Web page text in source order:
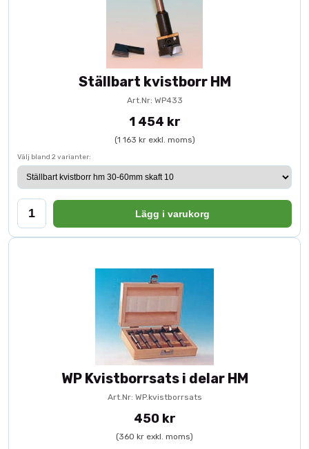
Ställbart kvistborr HM
Art.Nr: WP433
1 454 kr
(1 163 kr exkl. moms)
Välj bland 2 varianter:
Lägg i varukorg
WP Kvistborrsats i delar HM
Art.Nr: WP.kvistborrsats
450 kr
(360 kr exkl. moms)